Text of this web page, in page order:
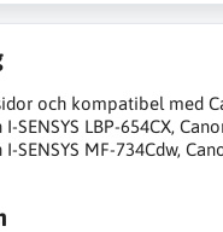
och kompatibel med
SENSYS LBP-654CX,
SENSYS MF-734Cdw,